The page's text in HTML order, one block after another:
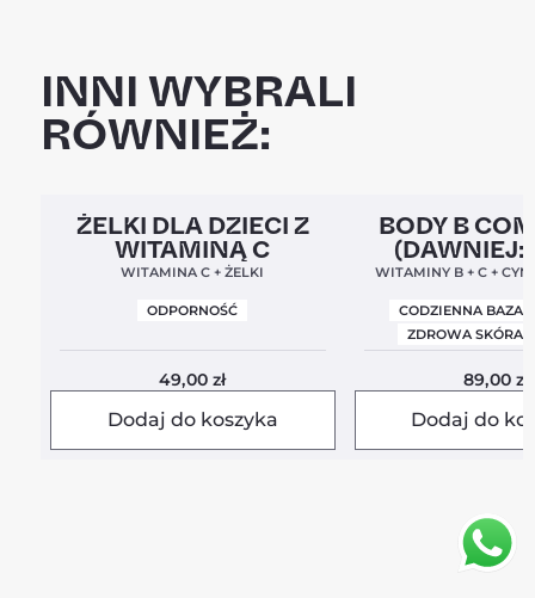
INNI WYBRALI
RÓWNIEŻ:
Clean Label 5,0
ŻELKI DLA DZIECI Z
WITAMINĄ C
WITAMINA C + ŻELKI
ODPORNOŚĆ
49,00zł
Dodaj do koszyka
Clean Label Nowa
BODY B
(DAWNIEJ:
WITAMINY B + C +
CODZIENNA BAZA
ZDROWA SKÓRA I
89,00zł
Dodaj do